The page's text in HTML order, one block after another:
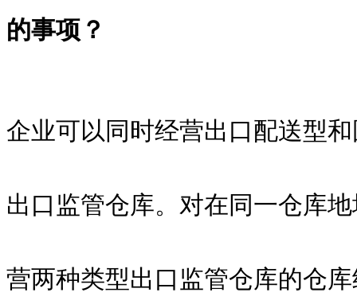
的事项？
企业可以同时经营出口配送型
出口监管仓库。对在同一仓库
营两种类型出口监管仓库的仓